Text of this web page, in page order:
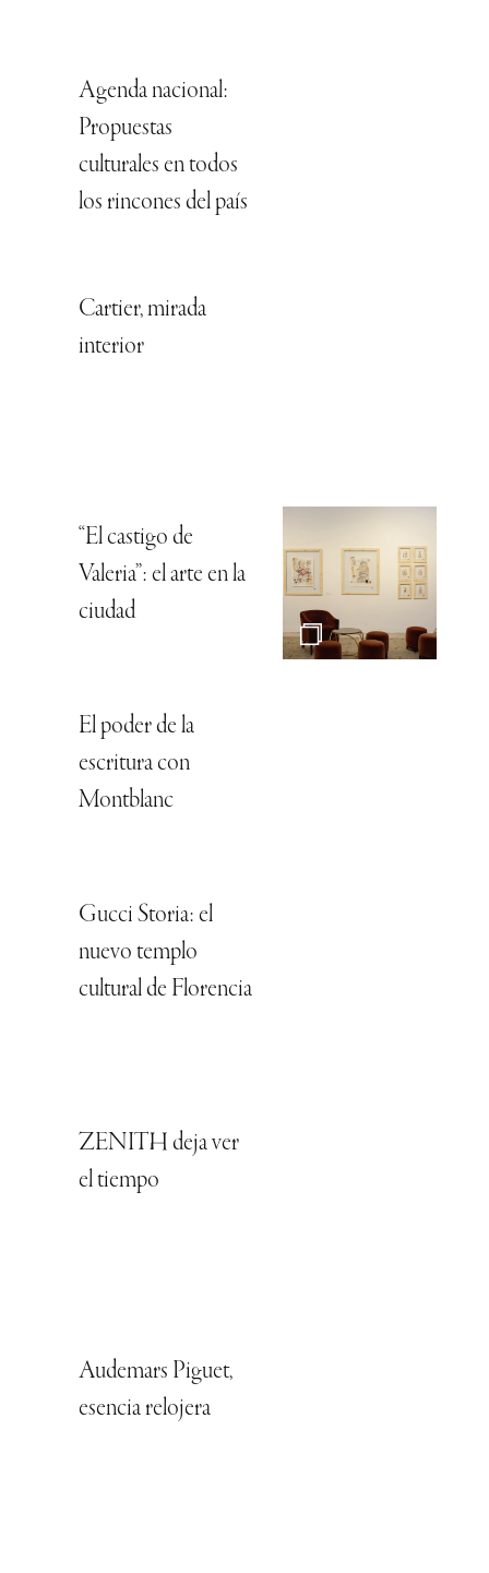
Agenda nacional:
Propuestas
culturales en todos
los rincones del país
Cartier, mirada
interior
“El castigo de
Valeria”: el arte en la
ciudad
El poder de la
escritura con
Montblanc
Gucci Storia: el
nuevo templo
cultural de Florencia
ZENITH deja ver
el tiempo
Audemars Piguet,
esencia relojera